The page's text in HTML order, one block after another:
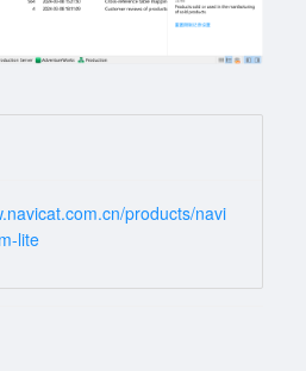
products/navi
lite